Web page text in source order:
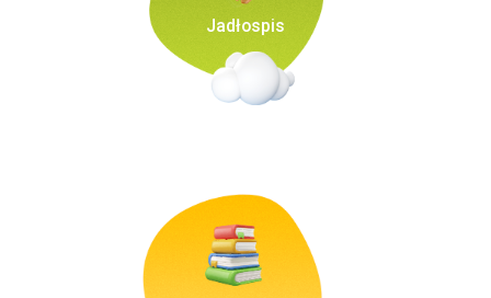
Jadłospis